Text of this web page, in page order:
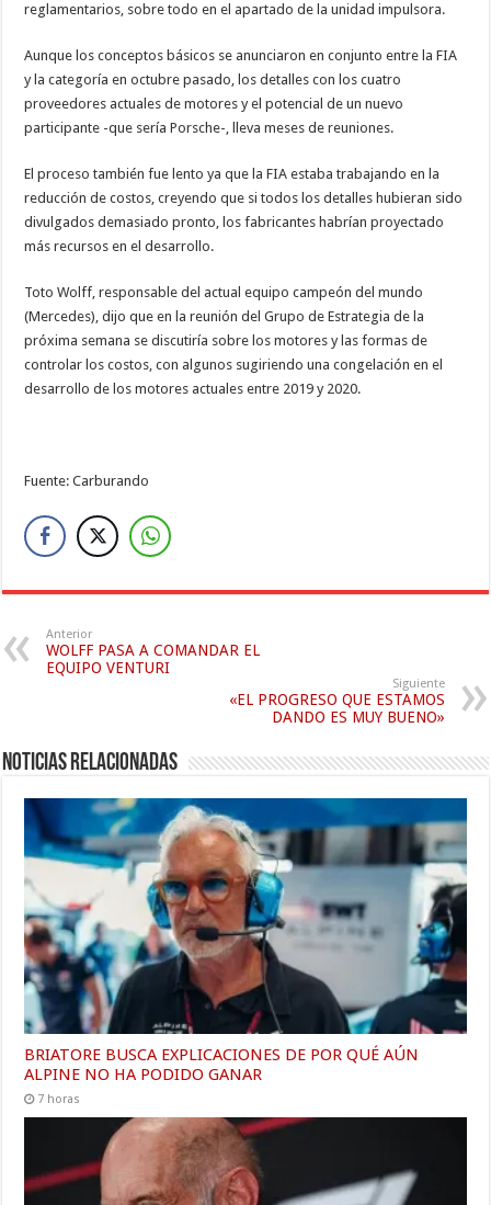
reglamentarios, sobre todo en el apartado de la unidad impulsora.
Aunque los conceptos básicos se anunciaron en conjunto entre la FIA
y la categoría en octubre pasado, los detalles con los cuatro
proveedores actuales de motores y el potencial de un nuevo
participante -que sería Porsche-, lleva meses de reuniones.
El proceso también fue lento ya que la FIA estaba trabajando en la
reducción de costos, creyendo que si todos los detalles hubieran sido
divulgados demasiado pronto, los fabricantes habrían proyectado
más recursos en el desarrollo.
Toto Wolff, responsable del actual equipo campeón del mundo
(Mercedes), dijo que en la reunión del Grupo de Estrategia de la
próxima semana se discutiría sobre los motores y las formas de
controlar los costos, con algunos sugiriendo una congelación en el
desarrollo de los motores actuales entre 2019 y 2020.
Fuente: Carburando
Anterior
WOLFF PASA A COMANDAR EL
EQUIPO VENTURI
Siguiente
«EL PROGRESO QUE ESTAMOS
DANDO ES MUY BUENO»
Noticias relacionadas
BRIATORE BUSCA EXPLICACIONES DE POR QUÉ AÚN
ALPINE NO HA PODIDO GANAR
7 horas